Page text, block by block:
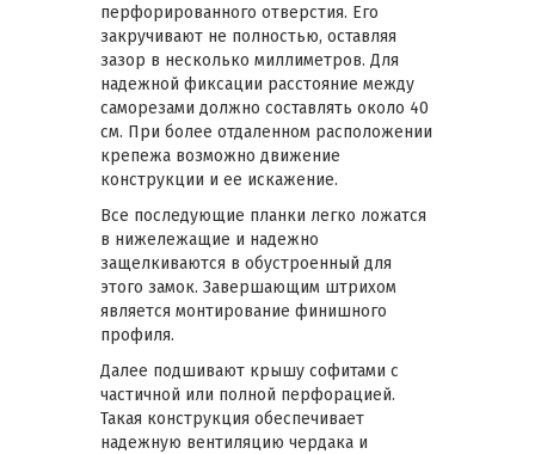
перфорированного отверстия. Его
закручивают не полностью, оставляя
зазор в несколько миллиметров. Для
надежной фиксации расстояние между
саморезами должно составлять около 40
см. При более отдаленном расположении
крепежа возможно движение
конструкции и ее искажение.
Все последующие планки легко ложатся
в нижележащие и надежно
защелкиваются в обустроенный для
этого замок. Завершающим штрихом
является монтирование финишного
профиля.
Далее подшивают крышу софитами с
частичной или полной перфорацией.
Такая конструкция обеспечивает
надежную вентиляцию чердака и